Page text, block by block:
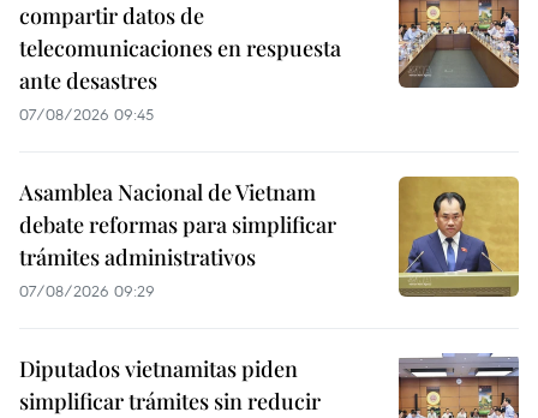
compartir datos de
telecomunicaciones en respuesta
ante desastres
07/08/2026 09:45
Asamblea Nacional de Vietnam
debate reformas para simplificar
trámites administrativos
07/08/2026 09:29
Diputados vietnamitas piden
simplificar trámites sin reducir